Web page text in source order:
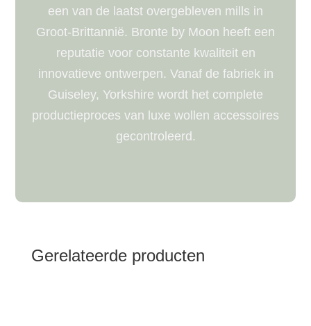
een van de laatst overgebleven mills in
Groot-Brittannië. Bronte by Moon heeft een
reputatie voor constante kwaliteit en
innovatieve ontwerpen. Vanaf de fabriek in
Guiseley, Yorkshire wordt het complete
productieproces van luxe wollen accessoires
gecontroleerd.
Gerelateerde producten